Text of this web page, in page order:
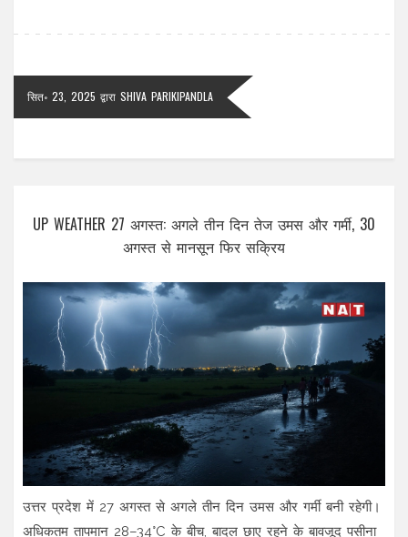
सित॰ 23, 2025 द्वारा SHIVA PARIKIPANDLA
UP WEATHER 27 अगस्त: अगले तीन दिन तेज उमस और गर्मी, 30
अगस्त से मानसून फिर सक्रिय
उत्तर प्रदेश में 27 अगस्त से अगले तीन दिन उमस और गर्मी बनी रहेगी।
अधिकतम तापमान 28–34°C के बीच, बादल छाए रहने के बावजूद पसीना